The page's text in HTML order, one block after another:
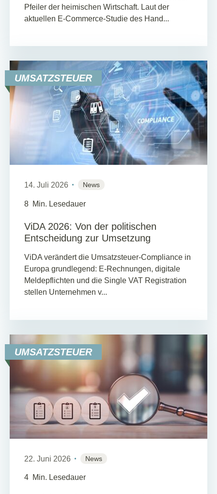
Pfeiler der heimischen Wirtschaft. Laut der
aktuellen E-Commerce-Studie des Hand...
UMSATZSTEUER
14. Juli 2026 News
8 Min. Lesedauer
ViDA 2026: Von der politischen
Entscheidung zur Umsetzung
ViDA verändert die Umsatzsteuer-Compliance in
Europa grundlegend: E-Rechnungen, digitale
Meldepflichten und die Single VAT Registration
stellen Unternehmen v...
UMSATZSTEUER
22. Juni 2026 News
4 Min. Lesedauer